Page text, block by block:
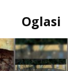
Oglasi